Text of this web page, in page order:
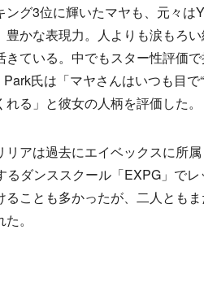
グ3位に輝いたマヤも、元々は
豊かな表現力。人よりも涙もろ
きている。中でもスター性評価
Park氏は「マヤさんはいつも目
る」と彼女の人柄を評価した。
アは過去にエイベックスに所
るダンススクール「EXPG」で
ることも多かったが、二人とも
。